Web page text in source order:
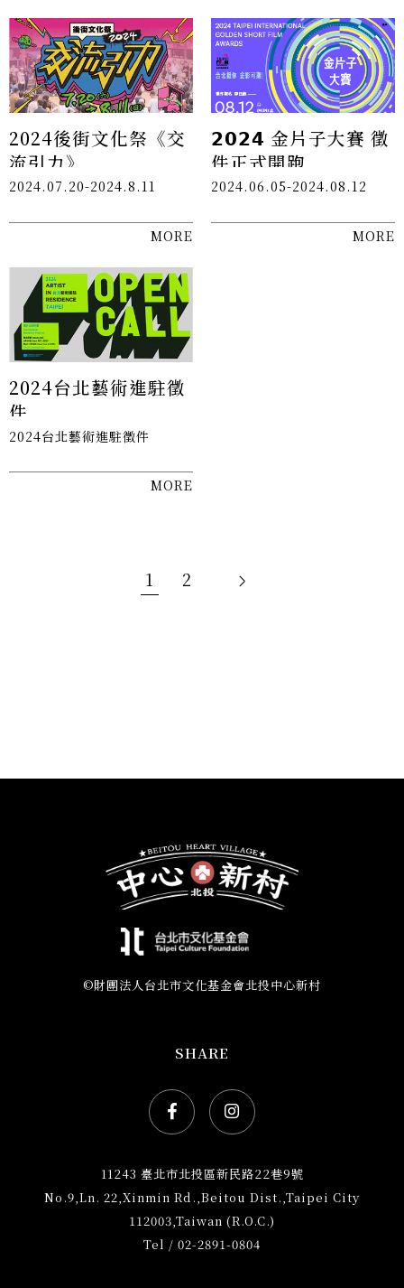
2024後街文化祭《交
流引力》
2024.07.20-2024.8.11
MORE
𝟮𝟬𝟮𝟰 金片子大賽​ ​徵
件正式開跑
2024.06.05-2024.08.12
MORE
2024台北藝術進駐徵
件
2024台北藝術進駐徵件
MORE
1 2
下
©財團法人台北市文化基金會北投中心新村
SHARE
Facebook社群網站icon
Instagram社群網站
11243 臺北市北投區新民路22巷9號
No.9,Ln. 22,Xinmin Rd.,Beitou Dist.,Taipei City
112003,Taiwan (R.O.C.)
Tel / 02-2891-0804